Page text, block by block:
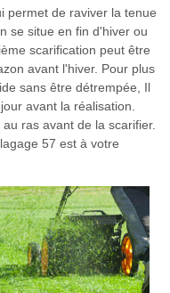
permet de raviver la tenue
se situe en fin d'hiver ou
scarification peut être
avant l'hiver. Pour plus
sans être détrempée, Il
avant la réalisation.
ras avant de la scarifier.
57 est à votre